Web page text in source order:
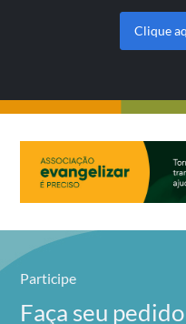
Clique
Participe
Faça seu pedido